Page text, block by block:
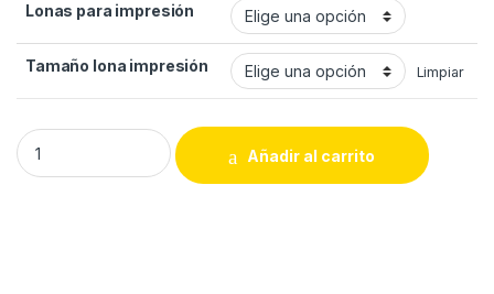
Lonas para impresión
Tamaño lona impresión Limpiar
Lonas para impresión digital quantity
Añadir al carrito